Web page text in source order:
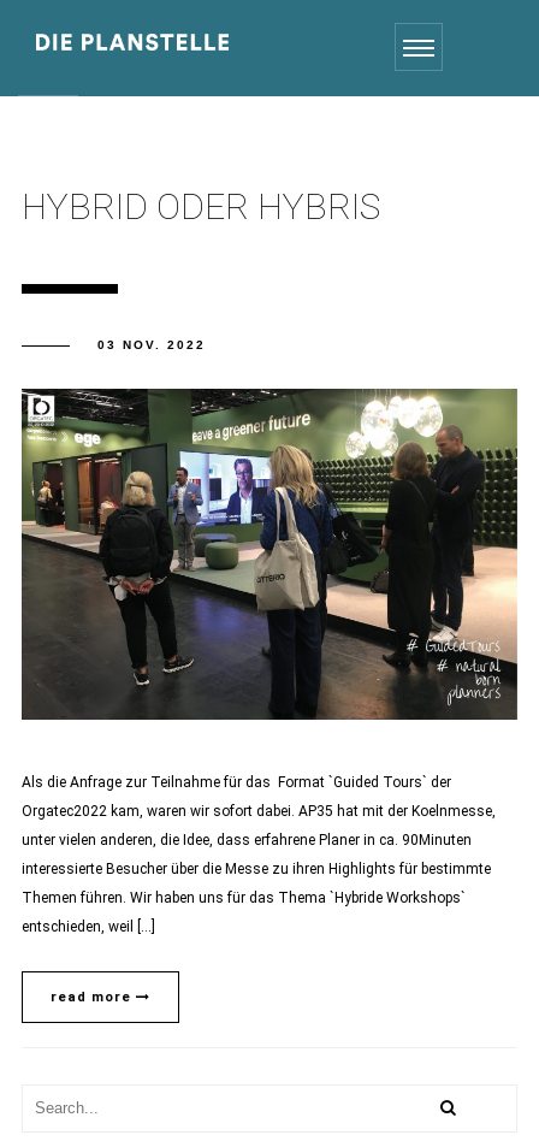
HYBRID ODER HYBRIS
03 NOV. 2022
Als die Anfrage zur Teilnahme für das Format `Guided Tours` der
Orgatec2022 kam, waren wir sofort dabei. AP35 hat mit der Koelnmesse,
unter vielen anderen, die Idee, dass erfahrene Planer in ca. 90Minuten
interessierte Besucher über die Messe zu ihren Highlights für bestimmte
Themen führen. Wir haben uns für das Thema `Hybride Workshops`
entschieden, weil […]
read more